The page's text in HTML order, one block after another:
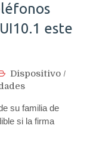
este
Dispositivo /
su familia de
si la firma